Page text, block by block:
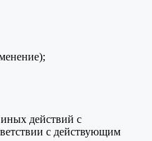
действий с
с действующим